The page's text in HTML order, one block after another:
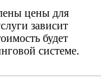
цены для
зависит
будет
системе.